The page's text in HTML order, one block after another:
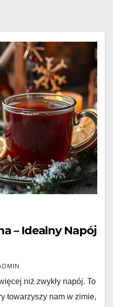
– Idealny Napój
niż zwykły napój. To
towarzyszy nam w zimie,